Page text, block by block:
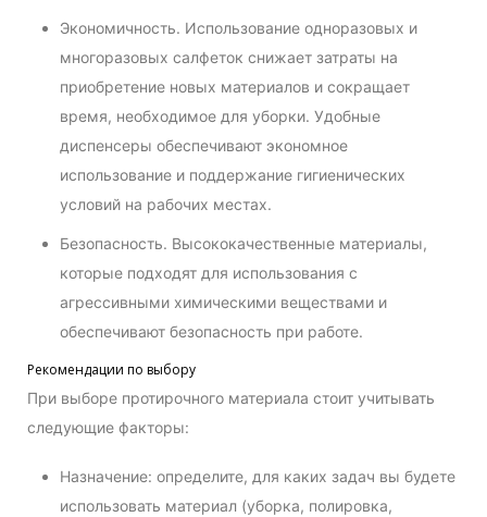
Экономичность. Использование одноразовых и
многоразовых салфеток снижает затраты на
приобретение новых материалов и сокращает
время, необходимое для уборки. Удобные
диспенсеры обеспечивают экономное
использование и поддержание гигиенических
условий на рабочих местах.
Безопасность. Высококачественные материалы,
которые подходят для использования с
агрессивными химическими веществами и
обеспечивают безопасность при работе.
Рекомендации по выбору
При выборе протирочного материала стоит учитывать
следующие факторы:
Назначение: определите, для каких задач вы будете
использовать материал (уборка, полировка,